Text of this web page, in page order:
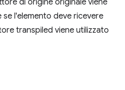
l'elemento deve ricevere
transpiled viene utilizzato